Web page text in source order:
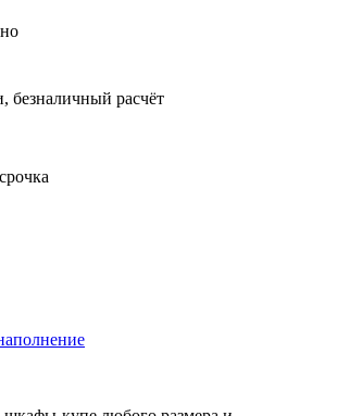
безналичный расчёт